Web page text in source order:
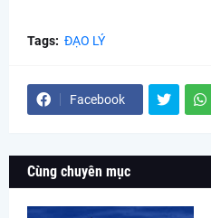
Tags: ĐẠO LÝ
Facebook
Cùng chuyên mục